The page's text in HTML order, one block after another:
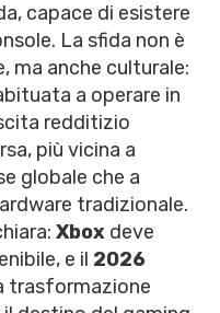
capace di esistere
La sfida non è
ma anche culturale:
a operare in
redditizio
più vicina a
globale che a
tradizionale.
Xbox deve
e il 2026
trasformazione